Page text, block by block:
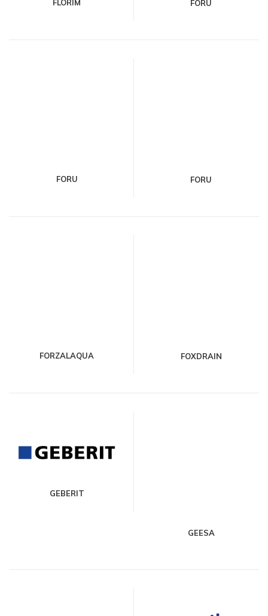
FLORIM FORU
FORU FORU
FORZALAQUA FOXDRAIN
GEBERIT
GEESA